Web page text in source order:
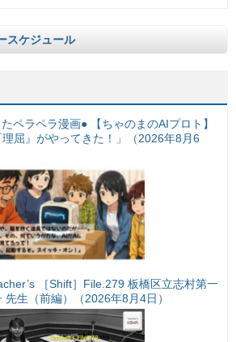
スケジュール
ペラペラ漫画● 【ちゃのまのAIプロト】
屈』がやってきた！」（2026年8月6
［Shift］File.279 板橋区立志村第一
生（前編）（2026年8月4日）